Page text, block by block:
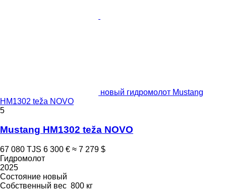
новый гидромолот Mustang
HM1302 teža NOVO
5
Mustang HM1302 teža NOVO
67 080 TJS 6 300 € ≈ 7 279 $
Гидромолот
2025
Состояние новый
Собственный вес 800 кг